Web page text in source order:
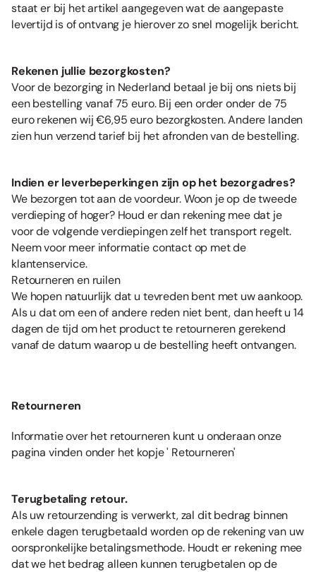
staat er bij het artikel aangegeven wat de aangepaste
levertijd is of ontvang je hierover zo snel mogelijk bericht.
Rekenen jullie bezorgkosten?
Voor de bezorging in Nederland betaal je bij ons niets bij
een bestelling vanaf 75 euro. Bij een order onder de 75
euro rekenen wij €6,95 euro bezorgkosten. Andere landen
zien hun verzend tarief bij het afronden van de bestelling.
Indien er leverbeperkingen zijn op het bezorgadres?
We bezorgen tot aan de voordeur. Woon je op de tweede
verdieping of hoger? Houd er dan rekening mee dat je
voor de volgende verdiepingen zelf het transport regelt.
Neem voor meer informatie contact op met de
klantenservice.
Retourneren en ruilen
We hopen natuurlijk dat u tevreden bent met uw aankoop.
Als u dat om een of andere reden niet bent, dan heeft u 14
dagen de tijd om het product te retourneren gerekend
vanaf de datum waarop u de bestelling heeft ontvangen.
Retourneren
Informatie over het retourneren kunt u onderaan onze
pagina vinden onder het kopje ' Retourneren'
Terugbetaling retour.
Als uw retourzending is verwerkt, zal dit bedrag binnen
enkele dagen terugbetaald worden op de rekening van uw
oorspronkelijke betalingsmethode. Houdt er rekening mee
dat we het bedrag alleen kunnen terugbetalen op de